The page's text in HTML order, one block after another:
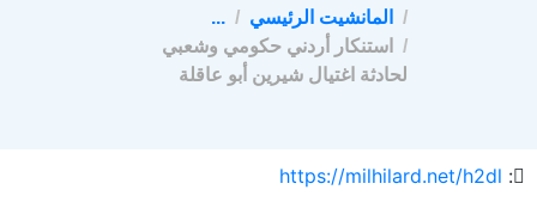
المانشيت الرئيسي
...
استنكار أردني حكومي وشعبي
لحادثة اغتيال شيرين أبو عاقلة
:
https://milhilard.net/h2dl